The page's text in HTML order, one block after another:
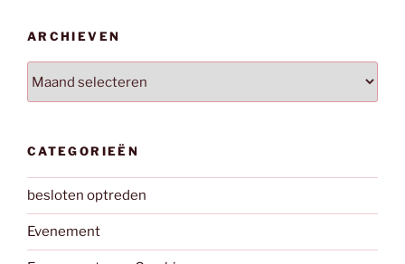
ARCHIEVEN
CATEGORIEËN
besloten optreden
Evenement